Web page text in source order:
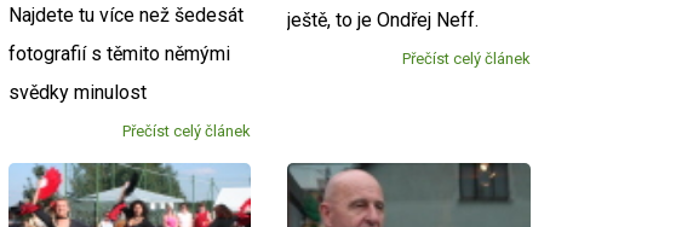
Najdete tu více než šedesát
fotografií s těmito němými
svědky minulost
Přečíst celý článek
ještě, to je Ondřej Neff.
Přečíst celý článek